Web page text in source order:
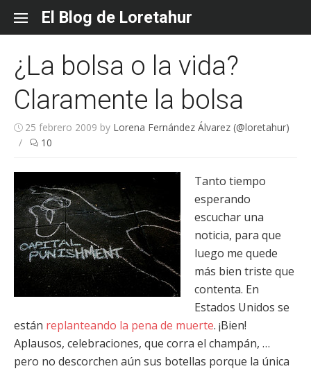
content
El Blog de Loretahur
¿La bolsa o la vida?
Claramente la bolsa
25 febrero 2009 by Lorena Fernández Álvarez (@loretahur)
/
10
Tanto tiempo
esperando
escuchar una
noticia, para que
luego me quede
más bien triste que
contenta. En
Estados Unidos se
están replanteando la pena de muerte. ¡Bien!
Aplausos, celebraciones, que corra el champán, …
pero no descorchen aún sus botellas porque la única